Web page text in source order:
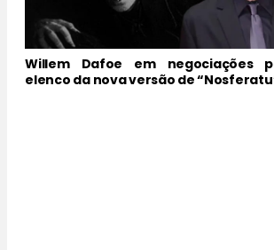
Willem Dafoe em negociações
elenco da nova versão de